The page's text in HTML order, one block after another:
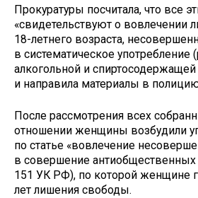
Прокуратуры посчитала, что все
«свидетельствуют о вовлечении
18-летнего возраста,
в систематическое употребление
алкогольной и спиртосодержащей
и направила материалы в
После рассмотрения всех
отношении женщины возбудили
по статье «вовлечение
в совершение антиобщественных
151 УК РФ), по которой женщине
лет лишения свободы.